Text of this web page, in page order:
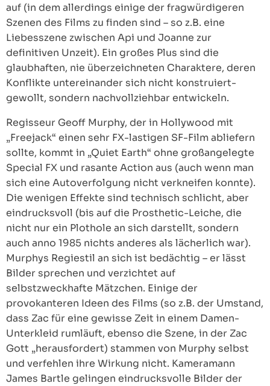
auf (in dem allerdings einige der fragwürdigeren
Szenen des Films zu finden sind – so z.B. eine
Liebesszene zwischen Api und Joanne zur
definitiven Unzeit). Ein großes Plus sind die
glaubhaften, nie überzeichneten Charaktere, deren
Konflikte untereinander sich nicht konstruiert-
gewollt, sondern nachvollziehbar entwickeln.
Regisseur Geoff Murphy, der in Hollywood mit
„Freejack“ einen sehr FX-lastigen SF-Film abliefern
sollte, kommt in „Quiet Earth“ ohne großangelegte
Special FX und rasante Action aus (auch wenn man
sich eine Autoverfolgung nicht verkneifen konnte).
Die wenigen Effekte sind technisch schlicht, aber
eindrucksvoll (bis auf die Prosthetic-Leiche, die
nicht nur ein Plothole an sich darstellt, sondern
auch anno 1985 nichts anderes als lächerlich war).
Murphys Regiestil an sich ist bedächtig – er lässt
Bilder sprechen und verzichtet auf
selbstzweckhafte Mätzchen. Einige der
provokanteren Ideen des Films (so z.B. der Umstand,
dass Zac für eine gewisse Zeit in einem Damen-
Unterkleid rumläuft, ebenso die Szene, in der Zac
Gott „herausfordert) stammen von Murphy selbst
und verfehlen ihre Wirkung nicht. Kameramann
James Bartle gelingen eindrucksvolle Bilder der